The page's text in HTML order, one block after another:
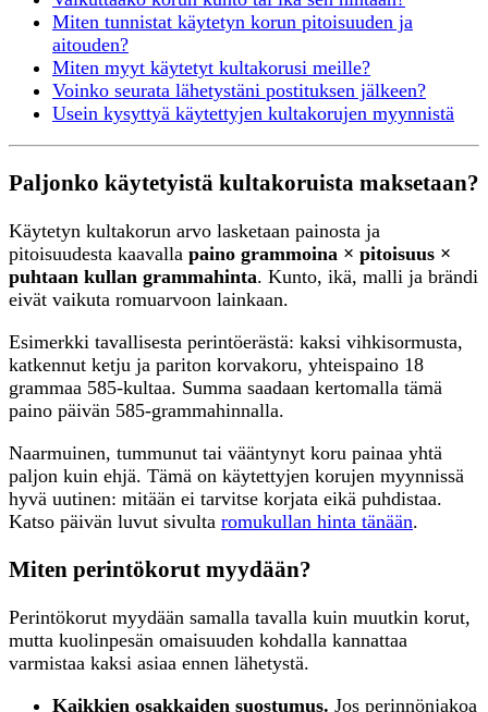
Miten tunnistat käytetyn korun pitoisuuden ja
aitouden?
Miten myyt käytetyt kultakorusi meille?
Voinko seurata lähetystäni postituksen jälkeen?
Usein kysyttyä käytettyjen kultakorujen myynnistä
Paljonko käytetyistä kultakoruista maksetaan?
Käytetyn kultakorun arvo lasketaan painosta ja
pitoisuudesta kaavalla paino grammoina × pitoisuus ×
puhtaan kullan grammahinta. Kunto, ikä, malli ja brändi
eivät vaikuta romuarvoon lainkaan.
Esimerkki tavallisesta perintöerästä: kaksi vihkisormusta,
katkennut ketju ja pariton korvakoru, yhteispaino 18
grammaa 585-kultaa. Summa saadaan kertomalla tämä
paino päivän 585-grammahinnalla.
Naarmuinen, tummunut tai vääntynyt koru painaa yhtä
paljon kuin ehjä. Tämä on käytettyjen korujen myynnissä
hyvä uutinen: mitään ei tarvitse korjata eikä puhdistaa.
Katso päivän luvut sivulta romukullan hinta tänään.
Miten perintökorut myydään?
Perintökorut myydään samalla tavalla kuin muutkin korut,
mutta kuolinpesän omaisuuden kohdalla kannattaa
varmistaa kaksi asiaa ennen lähetystä.
Kaikkien osakkaiden suostumus. Jos perinnönjakoa